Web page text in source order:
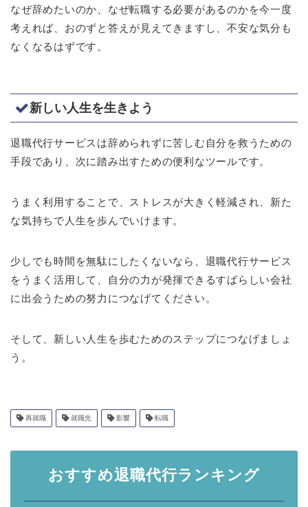
なぜ辞めたいのか、なぜ転職する必要があるのかを今一度
考えれば、おのずと答えが見えてきますし、不安な気分も
なくなるはずです。
新しい人生を生きよう
退職代行サービスは辞められずに苦しむ自分を救うための
手段であり、次に踏み出すための便利なツールです。
うまく利用することで、ストレスが大きく軽減され、新た
な気持ちで人生を歩んでいけます。
少しでも時間を無駄にしたくないなら、退職代行サービス
をうまく活用して、自分の力が発揮できるすばらしい会社
に出会うための努力につなげてください。
そして、新しい人生を歩むためのステップにつなげましょ
う。
再就職 就職先 影響 転職
おすすめ退職代行ランキング